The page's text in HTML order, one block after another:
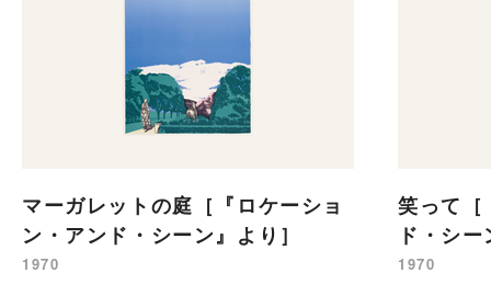
マーガレットの庭［『ロケーショ
ン・アンド・シーン』より］
1970
笑って［
ド・シ
1970